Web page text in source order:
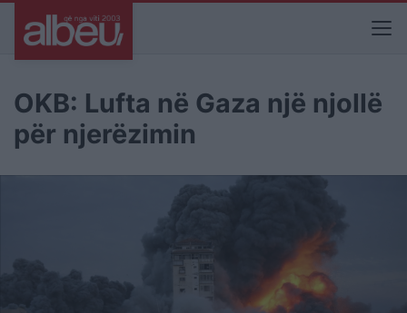
OKB: Lufta në Gaza një njollë
për njerëzimin